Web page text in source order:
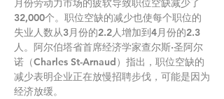
月份劳动力市场的疲软导致职位空缺减少了
32,000个。职位空缺的减少也使每个职位的
失业人数从3月份的2.2人增加到4月份的2.3
人。阿尔伯塔省首席经济学家查尔斯·圣阿尔
诺（Charles St-Arnaud）指出，职位空缺的
减少表明企业正在放慢招聘步伐，可能是因为
经济放缓。